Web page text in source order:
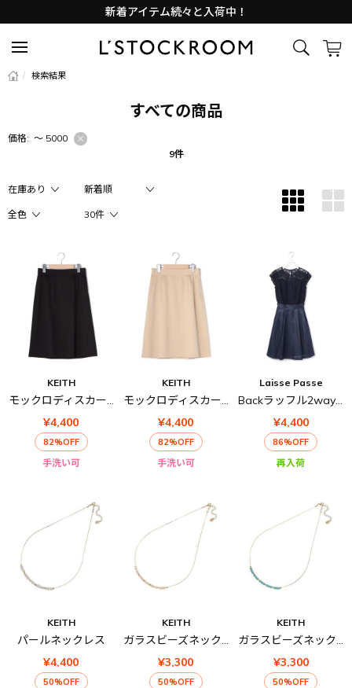
新着アイテム続々と入荷中！
新着アイテム続々と入荷中！
/ 検索結果
すべての商品
価格: 〜 5000
9件
KEITH
¥4,400
82%OFF
手洗い可
KEITH
¥4,400
82%OFF
手洗い可
Laisse Passe
Backラッフル2wayドレス
¥4,400
86%OFF
再入荷
KEITH
パールネックレス
¥4,400
50%OFF
KEITH
ガラスビーズネックレス
¥3,300
50%OFF
KEITH
ガラスビーズネックレス
¥3,300
50%OFF